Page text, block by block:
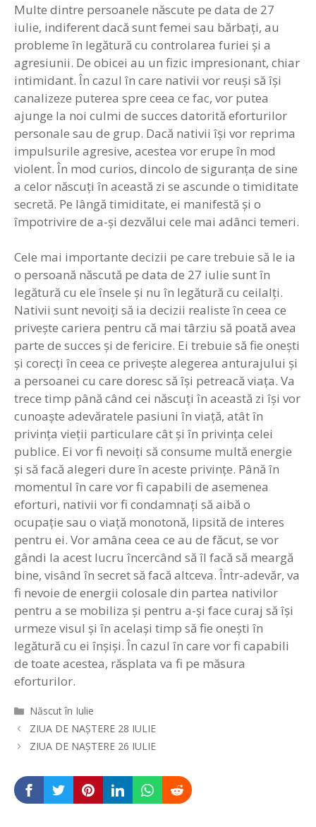
Multe dintre persoanele născute pe data de 27
iulie, indiferent dacă sunt femei sau bărbaţi, au
probleme în legătură cu controlarea furiei şi a
agresiunii. De obicei au un fizic impresionant, chiar
intimidant. În cazul în care nativii vor reuşi să îşi
canalizeze puterea spre ceea ce fac, vor putea
ajunge la noi culmi de succes datorită eforturilor
personale sau de grup. Dacă nativii îşi vor reprima
impulsurile agresive, acestea vor erupe în mod
violent. În mod curios, dincolo de siguranţa de sine
a celor născuţi în această zi se ascunde o timiditate
secretă. Pe lângă timiditate, ei manifestă şi o
împotrivire de a-şi dezvălui cele mai adânci temeri.
Cele mai importante decizii pe care trebuie să le ia
o persoană născută pe data de 27 iulie sunt în
legătură cu ele însele şi nu în legătură cu ceilalţi.
Nativii sunt nevoiţi să ia decizii realiste în ceea ce
priveşte cariera pentru că mai târziu să poată avea
parte de succes şi de fericire. Ei trebuie să fie oneşti
şi corecţi în ceea ce priveşte alegerea anturajului şi
a persoanei cu care doresc să îşi petreacă viaţa. Va
trece timp până când cei născuţi în această zi îşi vor
cunoaşte adevăratele pasiuni în viaţă, atât în
privinţa vieţii particulare cât şi în privinţa celei
publice. Ei vor fi nevoiţi să consume multă energie
şi să facă alegeri dure în aceste privinţe. Până în
momentul în care vor fi capabili de asemenea
eforturi, nativii vor fi condamnaţi să aibă o
ocupaţie sau o viaţă monotonă, lipsită de interes
pentru ei. Vor amâna ceea ce au de făcut, se vor
gândi la acest lucru încercând să îl facă să meargă
bine, visând în secret să facă altceva. Într-adevăr, va
fi nevoie de energii colosale din partea nativilor
pentru a se mobiliza şi pentru a-şi face curaj să îşi
urmeze visul şi în acelaşi timp să fie oneşti în
legătură cu ei înşişi. În cazul în care vor fi capabili
de toate acestea, răsplata va fi pe măsura
eforturilor.
Categorii
Născut în Iulie
Navigare
în
ZIUA DE NAȘTERE 28 IULIE
ZIUA DE NAȘTERE 26 IULIE